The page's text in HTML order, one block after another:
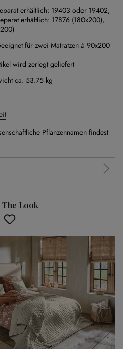
erhältlich: 19403 oder 19402,
erhältlich: 17876 (180x200),
für zwei Matratzen à 90x200
wird zerlegt geliefert
ca. 53.75 kg
Pflanzennamen findest
The Look